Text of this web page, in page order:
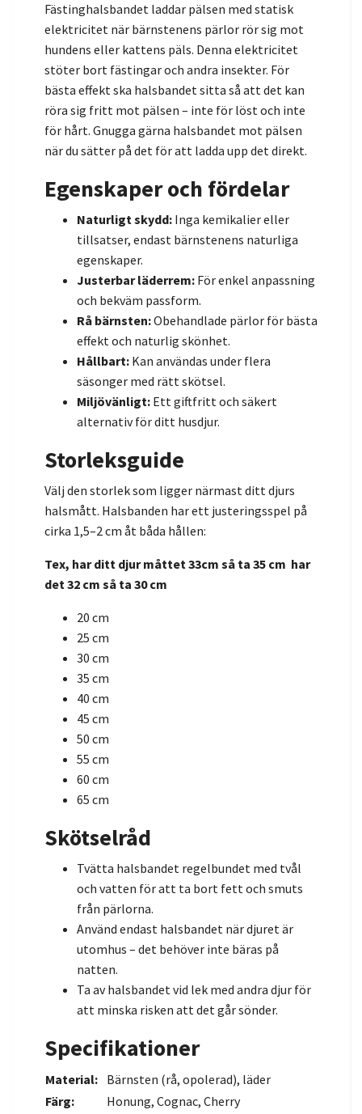
Fästinghalsbandet laddar pälsen med statisk
elektricitet när bärnstenens pärlor rör sig mot
hundens eller kattens päls. Denna elektricitet
stöter bort fästingar och andra insekter. För
bästa effekt ska halsbandet sitta så att det kan
röra sig fritt mot pälsen – inte för löst och inte
för hårt. Gnugga gärna halsbandet mot pälsen
när du sätter på det för att ladda upp det direkt.
Egenskaper och fördelar
Naturligt skydd: Inga kemikalier eller
tillsatser, endast bärnstenens naturliga
egenskaper.
Justerbar läderrem: För enkel anpassning
och bekväm passform.
Rå bärnsten:Obehandlade pärlor för bästa
effekt och naturlig skönhet.
Hållbart: Kan användas under flera
säsonger med rätt skötsel.
Miljövänligt: Ett giftfritt och säkert
alternativ för ditt husdjur.
Storleksguide
Välj den storlek som ligger närmast ditt djurs
halsmått. Halsbanden har ett justeringsspel på
cirka 1,5–2 cm åt båda hållen:
Tex, har ditt djur måttet 33cm så ta 35 cm har
det 32 cm så ta 30 cm
20 cm
25 cm
30 cm
35 cm
40 cm
45 cm
50 cm
55 cm
60 cm
65 cm
Skötselråd
Tvätta halsbandet regelbundet med tvål
och vatten för att ta bort fett och smuts
från pärlorna.
Använd endast halsbandet när djuret är
utomhus – det behöver inte bäras på
natten.
Ta av halsbandet vid lek med andra djur för
att minska risken att det går sönder.
Specifikationer
Material: Bärnsten (rå, opolerad), läder
Färg:
Honung, Cognac, Cherry